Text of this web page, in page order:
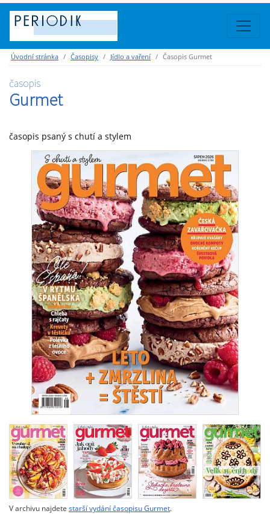
Úvodní stránka Časopisy Jídlo a vaření Časopis Gurmet
časopis
Gurmet
časopis psaný s chutí a stylem
V archivu najdete starší vydání časopisu Gurmet.